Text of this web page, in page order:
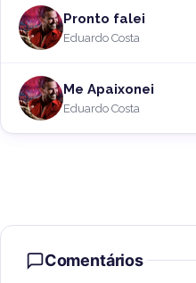
Pronto falei
Eduardo Costa
Me Apaixonei
Eduardo Costa
Comentários